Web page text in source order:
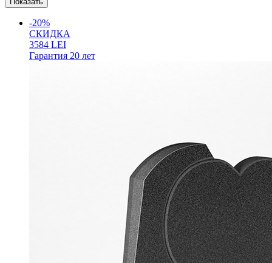
-20%
СКИДКА
3584 LEI
Гарантия 20 лет